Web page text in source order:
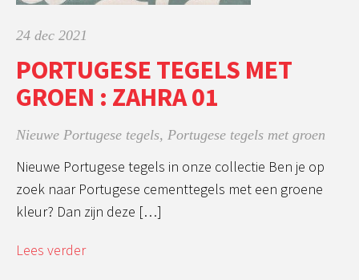
24 dec 2021
PORTUGESE TEGELS MET
GROEN : ZAHRA 01
Nieuwe Portugese tegels, Portugese tegels met groen
Nieuwe Portugese tegels in onze collectie Ben je op
zoek naar Portugese cementtegels met een groene
kleur? Dan zijn deze […]
Lees verder